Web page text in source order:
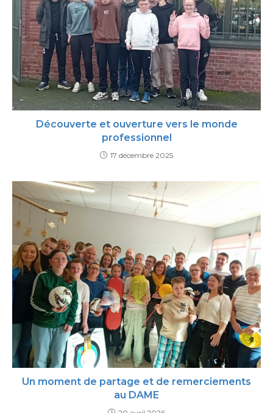
Découverte et ouverture vers le monde
professionnel
17 décembre 2025
Un moment de partage et de remerciements
au DAME